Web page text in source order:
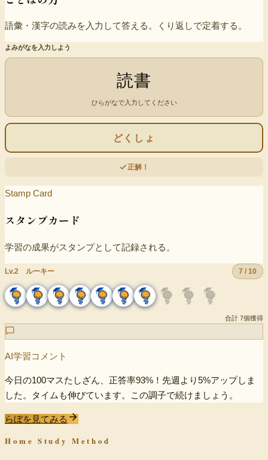
語彙・漢字の読みを入力して答える。くり返しで定着する。
よみがなを入力しよう
読書
ひらがなで入力してください
どくしょ
正解！
Stamp Card
スタンプカード
学習の成果がスタンプとして記録される。
Lv.2 ルーキー 7 / 10
合計 7個獲得
AI学習コメント
今日の100マスたしざん、正答率93%！先週より5%アップしま
した。タイムも伸びています。この調子で続けましょう。
らぼを見てみる
Home Study Method